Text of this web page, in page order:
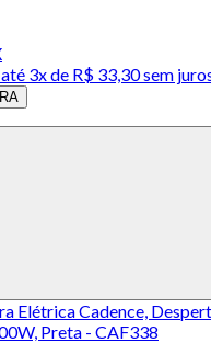
3x de R$ 33,30 sem